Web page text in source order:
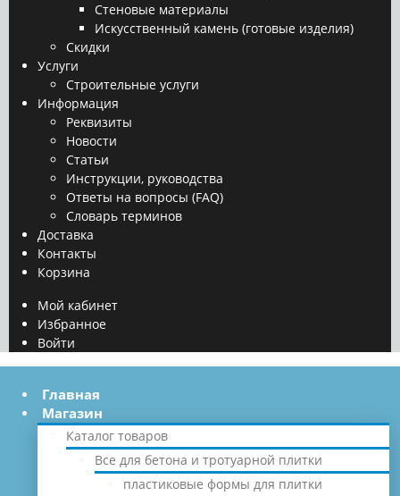
Стеновые материалы
Искусственный камень (готовые изделия)
Скидки
Услуги
Строительные услуги
Информация
Реквизиты
Новости
Статьи
Инструкции, руководства
Ответы на вопросы (FAQ)
Словарь терминов
Доставка
Контакты
Корзина
Мой кабинет
Избранное
Войти
Главная
Магазин
Каталог товаров
Все для бетона и тротуарной плитки
пластиковые формы для плитки